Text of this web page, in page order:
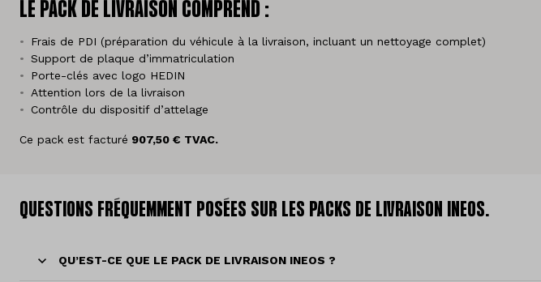
LE PACK DE LIVRAISON COMPREND :
Frais de PDI (préparation du véhicule à la livraison, incluant un nettoyage complet)
Support de plaque d’immatriculation
Porte-clés avec logo HEDIN
Attention lors de la livraison
Contrôle du dispositif d’attelage
Ce pack est facturé 907,50 € TVAC.
QUESTIONS FRÉQUEMMENT POSÉES SUR LES PACKS DE LIVRAISON INEOS.
QU’EST-CE QUE LE PACK DE LIVRAISON INEOS ?